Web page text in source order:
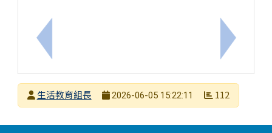
上一筆：轉知教育部辦理115年數位/網路性別暴力
下一筆：
發布者
生活教育組長
2026-06-05 15:22:11 112